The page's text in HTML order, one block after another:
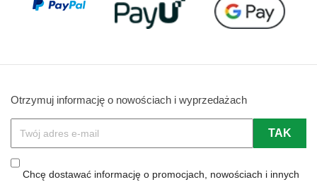
Otrzymuj informację o nowościach i wyprzedażach
Chcę dostawać informację o promocjach, nowościach i innych